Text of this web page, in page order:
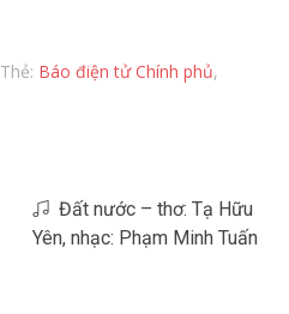
Thẻ: Báo điện tử Chính phủ,
Đất nước – thơ: Tạ Hữu
Yên, nhạc: Phạm Minh Tuấn